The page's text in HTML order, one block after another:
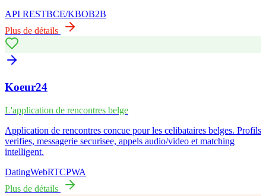
API RESTBCE/KBOB2B
Plus de détails
Koeur24
L'application de rencontres belge
Application de rencontres concue pour les celibataires belges. Profils
verifies, messagerie securisee, appels audio/video et matching
intelligent.
DatingWebRTCPWA
Plus de détails